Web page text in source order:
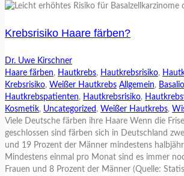
Krebsrisiko Haare färben?
Dr. Uwe Kirschner
Haare färben, Hautkrebs, Hautkrebsrisiko,
Krebsrisiko, Weißer Hautkrebs Allgemein,
Hautkrebspatienten, Hautkrebsrisiko,
Kosmetik, Uncategorized , Weißer Hautkrebs,
Viele Deutsche färben ihre Haare Wenn die
geschlossen sind färben sich in Deutschland
und 19 Prozent der Männer mindestens
Mindestens einmal pro Monat sind es immer
Frauen und 8 Prozent der Männer (Quelle: